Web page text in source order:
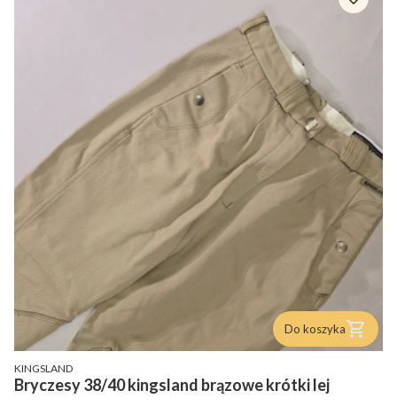
Do koszyka
PRODUCENT
KINGSLAND
Bryczesy 38/40 kingsland brązowe krótki lej